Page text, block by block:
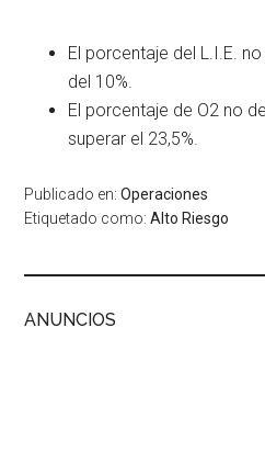
El porcentaje del L.I.E.
del 10%.
El porcentaje de O2 no
superar el 23,5%.
Publicado en:Operaciones
Etiquetado como:Alto Riesgo
ANUNCIOS